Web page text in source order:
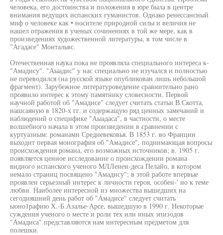
человека, его достоинства и положения в юре была в центре
внимания ведущих испанских гуманистов. Однако ренессансный
миф о человеке как • носителе природной силы и величия не
нашел отражения в ученых сочинениях в той же мере, как в
произведениях художественной литературы, в том числе в
"Агадасе" Монтальвс.
Отечественная наука пока не проявляла специального интереса к-
"Амадису". "Аыадис" у нас специально не изучался и полностью
не переводился (на русской языке опубликован лишь небольшой
фрагмент). Зарубежное литературоведение сравнительно рано
проявило интерес к этому памятнику словесности. Первой
научной работой об "Амадисе" следует считать статьи В.Скотта,
нашсаяную в 1820-х гг. и содержащую ряд ценных замечаний и
наблюдений о специфике "Аыадаса", в частности, о месте
волшебного начала в этом произведении в сравнении с
куртуазным: романами Средневековья. В 1853 г. во Франции
выходит первая монография об "Амадисе", поднимающая вопросы
происхождения романа, его возможных источников; в. 1905 г.
появляется ценное исследование о происхождении романа
видного испанского ученого МЛЛенен-деса Пелайо, в котором
немало страниц посвящено "Амадису"; в этой работе впервые
проявлен серьезный интерес к личности героя, особен-' но к теме
любви. Наиболее интересной из множества вышедших на
сегодняшний день работ об "Амадисе" следует считать
ыоно1рафию Х.-Б.Азалье-Арсе, вышедшую в 1990 г. Некоторые
суждения ученого о месте и роли тех или иных эпизодов
"Амадиса" представляются нам интересным предметом для
полешки.